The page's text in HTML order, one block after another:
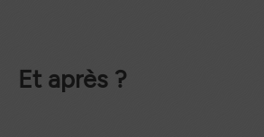
Et après ?